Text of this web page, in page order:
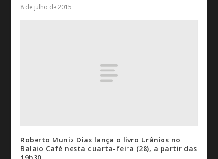
8 de julho de 2015
Roberto Muniz Dias lança o livro Urânios no
Balaio Café nesta quarta-feira (28), a partir das
19h30